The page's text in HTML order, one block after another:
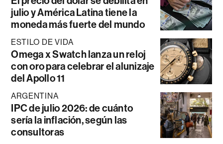
julio y América Latina tiene la
moneda más fuerte del mundo
ESTILO DE VIDA
Omega x Swatch lanza un reloj
con oro para celebrar el alunizaje
del Apollo 11
ARGENTINA
IPC de julio 2026: de cuánto
sería la inflación, según las
consultoras